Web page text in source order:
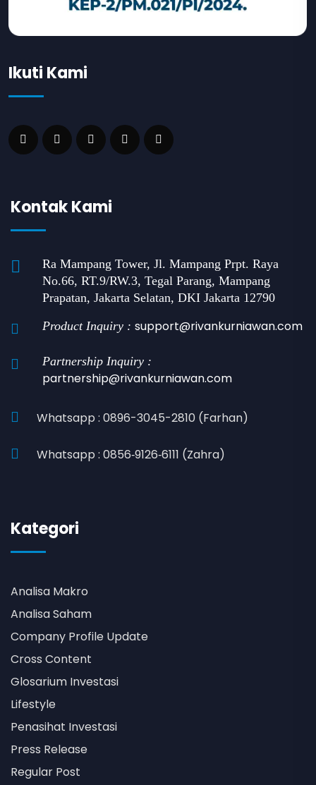
Ikuti Kami
Kontak Kami
Ra Mampang Tower, Jl. Mampang Prpt. Raya
No.66, RT.9/RW.3, Tegal Parang, Mampang
Prapatan, Jakarta Selatan, DKI Jakarta 12790
Product Inquiry : support@rivankurniawan.com
Partnership Inquiry :
partnership@rivankurniawan.com
Whatsapp : 0896-3045-2810 (Farhan)
Whatsapp : 0856‑9126‑6111 (Zahra)
Kategori
Analisa Makro
Analisa Saham
Company Profile Update
Cross Content
Glosarium Investasi
Lifestyle
Penasihat Investasi
Press Release
Regular Post